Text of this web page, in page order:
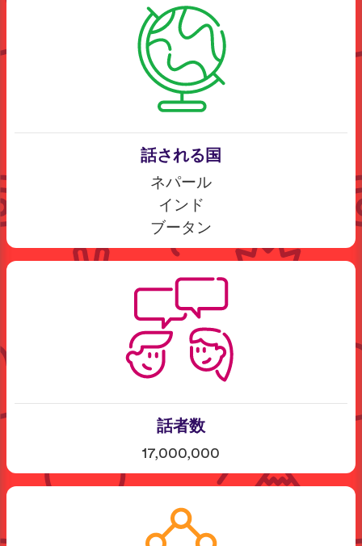
話される国
ネパール
インド
ブータン
話者数
17,000,000